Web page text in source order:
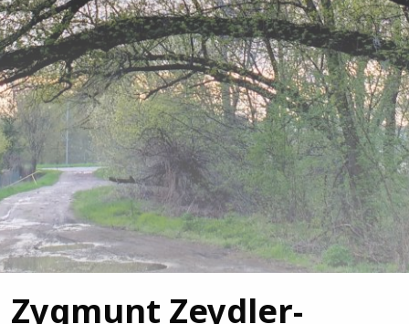
Zygmunt Zeydler-